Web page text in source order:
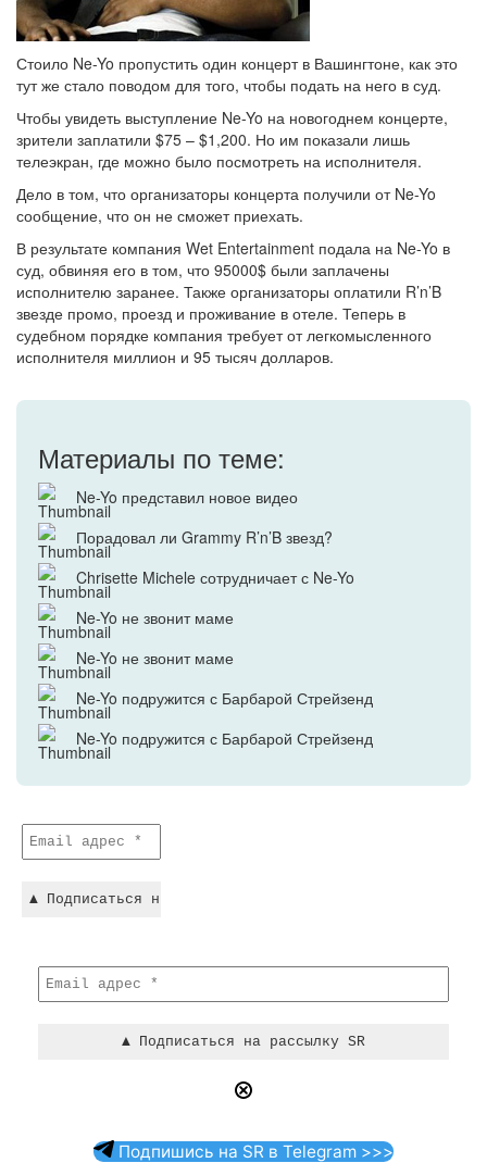
Стоило Ne-Yo пропустить один концерт в Вашингтоне, как это
тут же стало поводом для того, чтобы подать на него в суд.
Чтобы увидеть выступление Ne-Yo на новогоднем концерте,
зрители заплатили $75 – $1,200. Но им показали лишь
телеэкран, где можно было посмотреть на исполнителя.
Дело в том, что организаторы концерта получили от Ne-Yo
сообщение, что он не сможет приехать.
В результате компания Wet Entertainment подала на Ne-Yo в
суд, обвиняя его в том, что 95000$ были заплачены
исполнителю заранее. Также организаторы оплатили R’n’B
звезде промо, проезд и проживание в отеле. Теперь в
судебном порядке компания требует от легкомысленного
исполнителя миллион и 95 тысяч долларов.
Материалы по теме:
Ne-Yo представил новое видео
Порадовал ли Grammy R’n’B звезд?
Chrisette Michele сотрудничает с Ne-Yo
Ne-Yo не звонит маме
Ne-Yo не звонит маме
Ne-Yo подружится с Барбарой Стрейзенд
Ne-Yo подружится с Барбарой Стрейзенд
Подпишись на SR в Telegram >>>